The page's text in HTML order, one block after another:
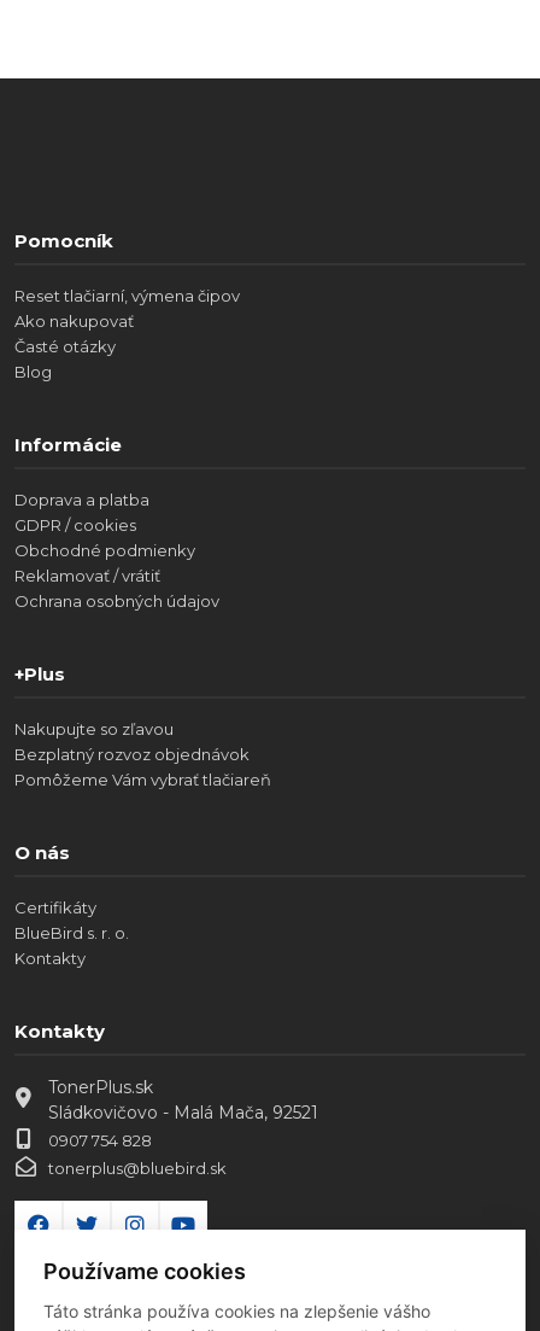
Pomocník
Reset tlačiarní, výmena čipov
Ako nakupovať
Časté otázky
Blog
Informácie
Doprava a platba
GDPR / cookies
Obchodné podmienky
Reklamovať / vrátiť
Ochrana osobných údajov
+Plus
Nakupujte so zľavou
Bezplatný rozvoz objednávok
Pomôžeme Vám vybrať tlačiareň
O nás
Certifikáty
BlueBird s. r. o.
Kontakty
Kontakty
TonerPlus.sk
Sládkovičovo - Malá Mača, 92521
0907 754 828
tonerplus@bluebird.sk
Používame cookies
Táto stránka používa cookies na zlepšenie vášho